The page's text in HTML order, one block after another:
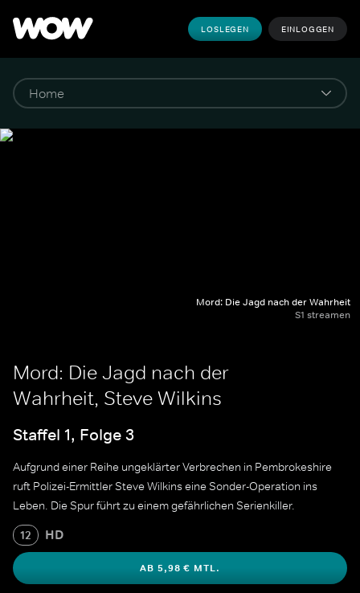
LOSLEGEN EINLOGGEN
Mord: Die Jagd nach der Wahrheit
S1 streamen
Mord: Die Jagd nach der
Wahrheit, Steve Wilkins
Staffel 1, Folge 3
Aufgrund einer Reihe ungeklärter Verbrechen in Pembrokeshire
ruft Polizei-Ermittler Steve Wilkins eine Sonder-Operation ins
Leben. Die Spur führt zu einem gefährlichen Serienkiller.
12 HD
AB 5,98 € MTL.